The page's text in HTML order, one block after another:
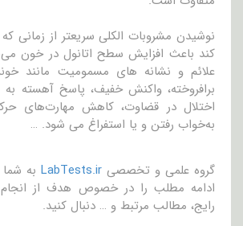
نوشیدن مشروبات الکلی سریعتر از زمانی
کند باعث افزایش سطح اتانول در خون
علائم و نشانه های مسمومیت مانند
برافروخته، واکنش خفیف، پاسخ آهسته به
اختلال در قضاوت، کاهش مهارت‌های
به‌خواب رفتن و یا استفراغ می شود. …
گروه علمی و تخصصی LabTests.ir به
ادامه مطلب را در خصوص هدف از انجام
رایج، مطالب مرتبط و … دنبال کنید.